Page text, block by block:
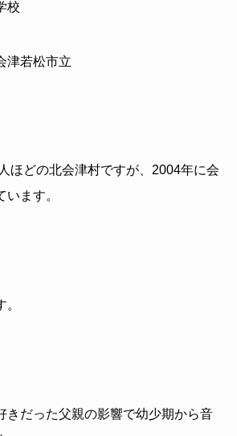
校
津若松市立
ほどの北会津村ですが、2004年に会
ます。
きだった父親の影響で幼少期から音